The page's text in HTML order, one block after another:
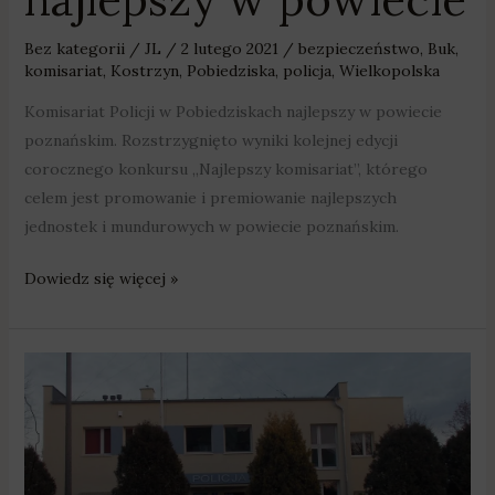
Bez kategorii/ JL / 2 lutego 2021 / bezpieczeństwo, Buk,
komisariat, Kostrzyn, Pobiedziska, policja, Wielkopolska
Komisariat Policji w Pobiedziskach najlepszy w powiecie
poznańskim. Rozstrzygnięto wyniki kolejnej edycji
corocznego konkursu „Najlepszy komisariat”, którego
celem jest promowanie i premiowanie najlepszych
jednostek i mundurowych w powiecie poznańskim.
Dowiedz się więcej »
Policji
w
Pobiedziskach
najlepszy